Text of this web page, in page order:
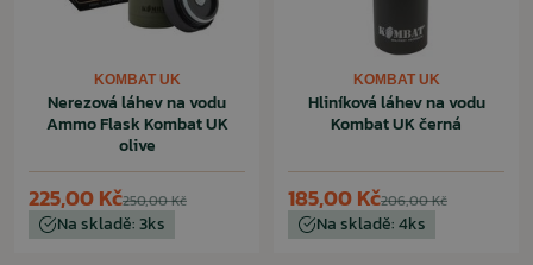
KOMBAT UK
Nerezová láhev na vodu
Ammo Flask Kombat UK
olive
250,00 Kč
225,00 Kč
Na skladě: 3ks
KOMBAT UK
Hliníková láhev na vodu
Kombat UK černá
206,00 Kč
185,00 Kč
Na skladě: 4ks